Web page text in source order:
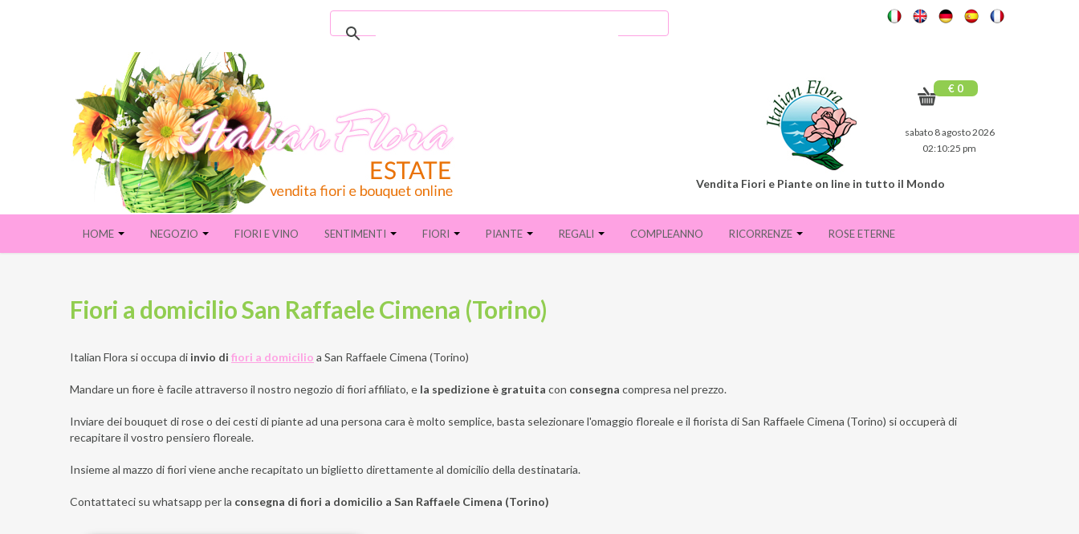
€ 0
sabato 8 agosto 2026
02:10:27 pm
Vendita Fiori e Piante on line in tutto il Mondo
HOME NEGOZIO FIORI E VINO SENTIMENTI FIORI PIANTE REGALI COMPLEANNO RICORRENZE ROSE ETERNE
Fiori a domicilio San Raffaele Cimena (Torino)
Italian Flora si occupa di invio di fiori a domicilio a San Raffaele Cimena (Torino)
Mandare un fiore è facile attraverso il nostro negozio di fiori affiliato, e la spedizione è gratuita con consegna compresa nel prezzo.
Inviare dei bouquet di rose o dei cesti di piante ad una persona cara è molto semplice, basta selezionare l'omaggio floreale e il fiorista di San Raffaele Cimena (Torino) si occuperà di
recapitare il vostro pensiero floreale.
Insieme al mazzo di fiori viene anche recapitato un biglietto direttamente al domicilio della destinataria.
Contattateci su whatsapp per la consegna di fiori a domicilio a San Raffaele Cimena (Torino)